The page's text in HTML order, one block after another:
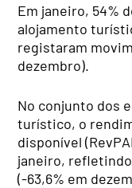
Em janeiro, 54%
alojamento
registaram
dezembro).
No conjunto dos
turístico, o
disponível
janeiro, refletindo
(-63,6% em